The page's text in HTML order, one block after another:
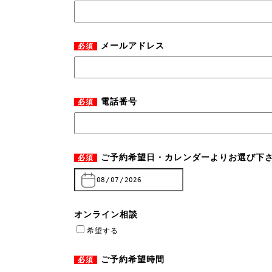
必須 メールアドレス
必須 電話番号
必須 ご予約希望日・カレンダーよりお選び下
オンライン相談
希望する
必須
ご予約希望時間